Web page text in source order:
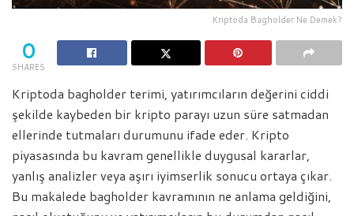
Kriptoda Bagholder Ne Demek?
0
SHARES
Kriptoda bagholder terimi, yatırımcıların değerini ciddi
şekilde kaybeden bir kripto parayı uzun süre satmadan
ellerinde tutmaları durumunu ifade eder. Kripto
piyasasında bu kavram genellikle duygusal kararlar,
yanlış analizler veya aşırı iyimserlik sonucu ortaya çıkar.
Bu makalede bagholder kavramının ne anlama geldiğini,